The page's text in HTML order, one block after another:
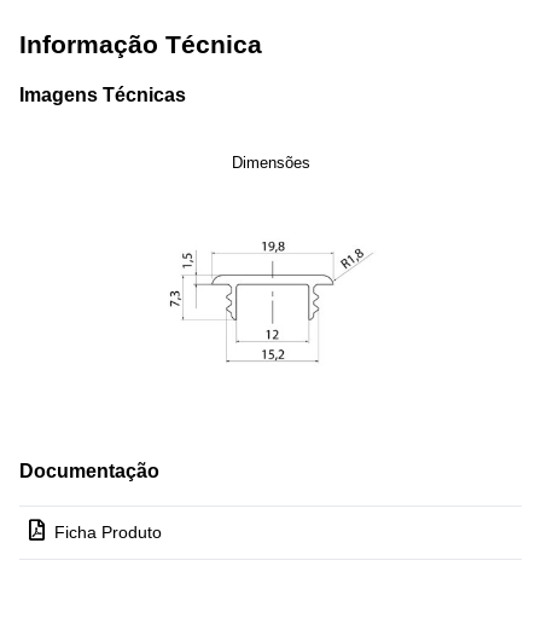
Informação Técnica
Imagens Técnicas
Dimensões
Documentação
Ficha Produto